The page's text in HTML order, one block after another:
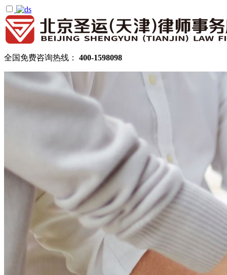
全国免费咨询热线： 400-1598098
律所公告
拆迁律师团队
民商律师团队
部门领域
公司商务部
民事纠纷部
涉外法律事务部
金融证券部
海事海商部